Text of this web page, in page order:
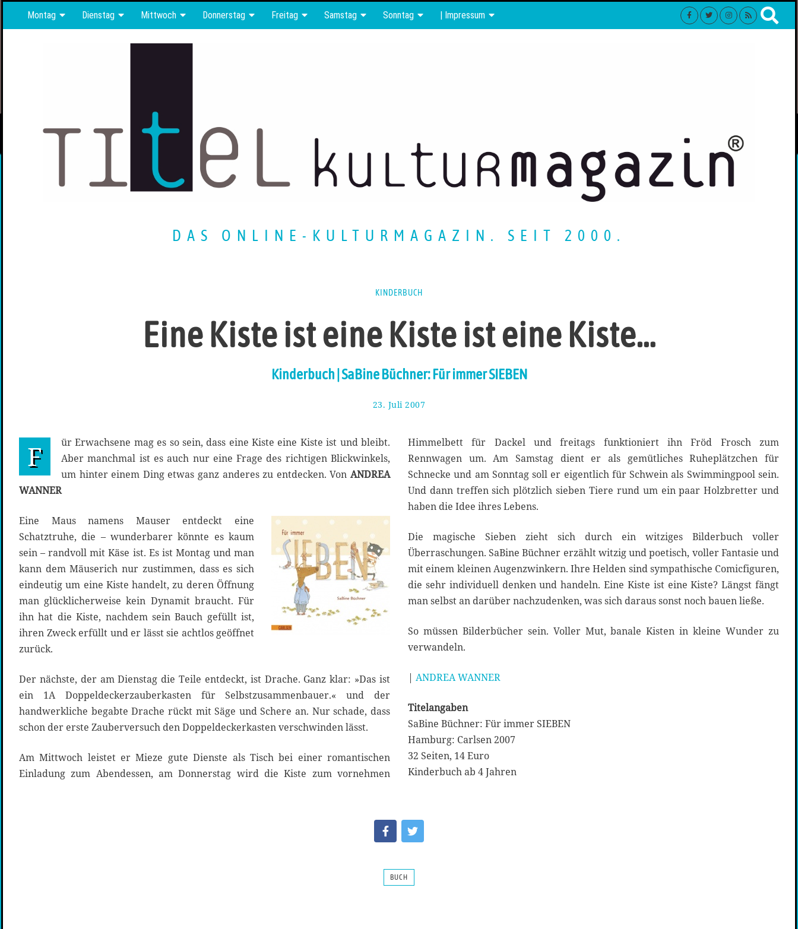
Montag Dienstag Mittwoch Donnerstag Freitag Samstag Sonntag | Impressum
DAS ONLINE-KULTURMAGAZIN. SEIT 2000.
KINDERBUCH
Eine Kiste ist eine Kiste ist eine Kiste…
Kinderbuch | SaBine Büchner: Für immer SIEBEN
23. Juli 2007
u
i
2
0
F
ür Erwachsene mag es so sein, dass eine Kiste eine Kiste ist und bleibt.
Aber manchmal ist es auch nur eine Frage des richtigen Blickwinkels,
um hinter einem Ding etwas ganz anderes zu entdecken. Von ANDREA
WANNER
Eine Maus namens Mauser entdeckt eine
Schatztruhe, die – wunderbarer könnte es kaum
sein – randvoll mit Käse ist. Es ist Montag und man
kann dem Mäuserich nur zustimmen, dass es sich
eindeutig um eine Kiste handelt, zu deren Öffnung
man glücklicherweise kein Dynamit braucht. Für
ihn hat die Kiste, nachdem sein Bauch gefüllt ist,
ihren Zweck erfüllt und er lässt sie achtlos geöffnet
zurück.
Der nächste, der am Dienstag die Teile entdeckt, ist Drache. Ganz klar: »Das ist
ein 1A Doppeldeckerzauberkasten für Selbstzusammenbauer.« und der
handwerkliche begabte Drache rückt mit Säge und Schere an. Nur schade, dass
schon der erste Zauberversuch den Doppeldeckerkasten verschwinden lässt.
Am Mittwoch leistet er Mieze gute Dienste als Tisch bei einer romantischen
Einladung zum Abendessen, am Donnerstag wird die Kiste zum vornehmen
Himmelbett für Dackel und freitags funktioniert ihn Fröd Frosch zum
Rennwagen um. Am Samstag dient er als gemütliches Ruheplätzchen für
Schnecke und am Sonntag soll er eigentlich für Schwein als Swimmingpool sein.
Und dann treffen sich plötzlich sieben Tiere rund um ein paar Holzbretter und
haben die Idee ihres Lebens.
Die magische Sieben zieht sich durch ein witziges Bilderbuch voller
Überraschungen. SaBine Büchner erzählt witzig und poetisch, voller Fantasie und
mit einem kleinen Augenzwinkern. Ihre Helden sind sympathische Comicfiguren,
die sehr individuell denken und handeln. Eine Kiste ist eine Kiste? Längst fängt
man selbst an darüber nachzudenken, was sich daraus sonst noch bauen ließe.
So müssen Bilderbücher sein. Voller Mut, banale Kisten in kleine Wunder zu
verwandeln.
| ANDREA WANNER
Titelangaben
SaBine Büchner: Für immer SIEBEN
Hamburg: Carlsen 2007
32 Seiten, 14 Euro
Kinderbuch ab 4 Jahren
BUCH